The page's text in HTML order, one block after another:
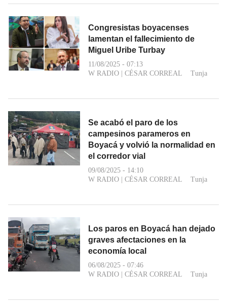
Congresistas boyacenses
lamentan el fallecimiento de
Miguel Uribe Turbay
11/08/2025 - 07:13
W RADIO
CÉSAR CORREAL Tunja
Se acabó el paro de los
campesinos parameros en
Boyacá y volvió la normalidad en
el corredor vial
09/08/2025 - 14:10
W RADIO
CÉSAR CORREAL Tunja
Los paros en Boyacá han dejado
graves afectaciones en la
economía local
06/08/2025 - 07:46
W RADIO
CÉSAR CORREAL Tunja